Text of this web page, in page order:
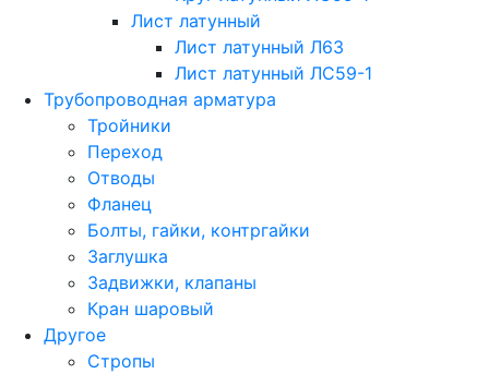
Лист латунный
Лист латунный Л63
Лист латунный ЛС59-1
Трубопроводная арматура
Тройники
Переход
Отводы
Фланец
Болты, гайки, контргайки
Заглушка
Задвижки, клапаны
Кран шаровый
Другое
Стропы